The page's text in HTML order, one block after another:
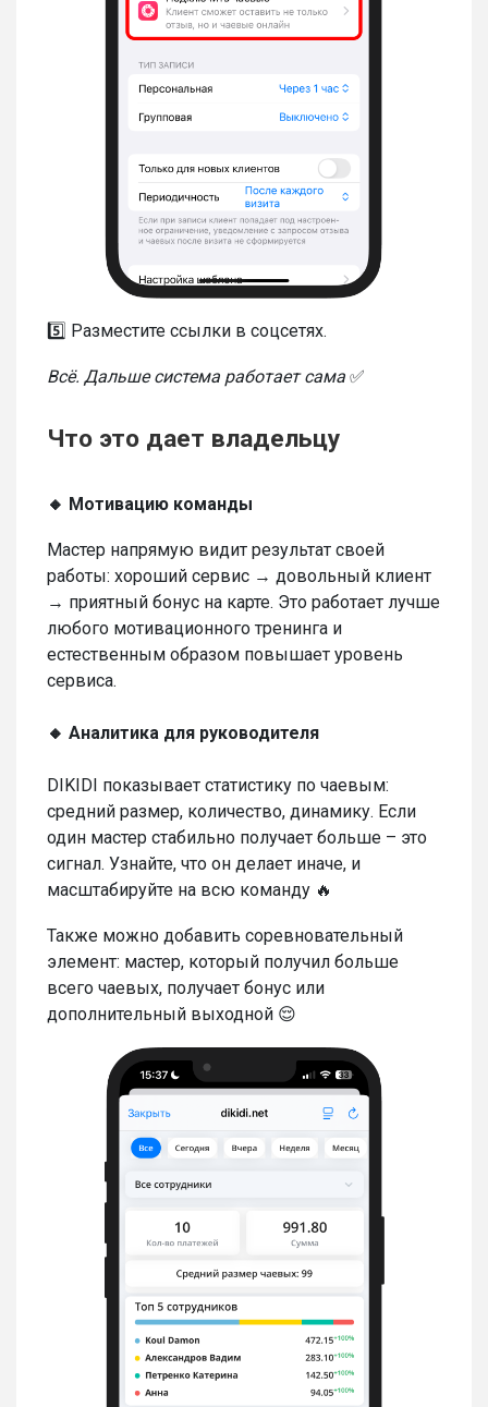
5️⃣ Разместите ссылки в соцсетях.
Всё. Дальше система работает сама ✅
Что это дает владельцу
🔸 Мотивацию команды
Мастер напрямую видит результат своей
работы: хороший сервис → довольный клиент
→ приятный бонус на карте. Это работает лучше
любого мотивационного тренинга и
естественным образом повышает уровень
сервиса.
🔸 Аналитика для руководителя
DIKIDI показывает статистику по чаевым:
средний размер, количество, динамику. Если
один мастер стабильно получает больше – это
сигнал. Узнайте, что он делает иначе, и
масштабируйте на всю команду 🔥
Также можно добавить соревновательный
элемент: мастер, который получил больше
всего чаевых, получает бонус или
дополнительный выходной 😌